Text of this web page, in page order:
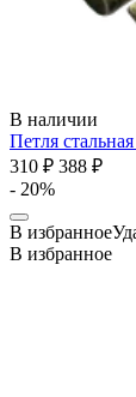
В наличии
Петля
310 ₽ 388 ₽
- 20%
В избранное
В избранное